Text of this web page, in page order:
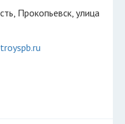
Прокопьевск, улица